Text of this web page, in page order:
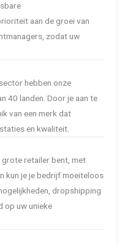
aan de groei van
zodat uw
hebben onze
40 landen. Door je aan te
van een merk dat
en kwaliteit.
grote retailer bent, met
kun je je bedrijf moeiteloos
dropshipping
op uw unieke